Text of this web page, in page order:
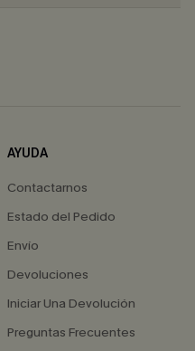
AYUDA
Contactarnos
Estado del Pedido
Envío
Devoluciones
Iniciar Una Devolución
Preguntas Frecuentes